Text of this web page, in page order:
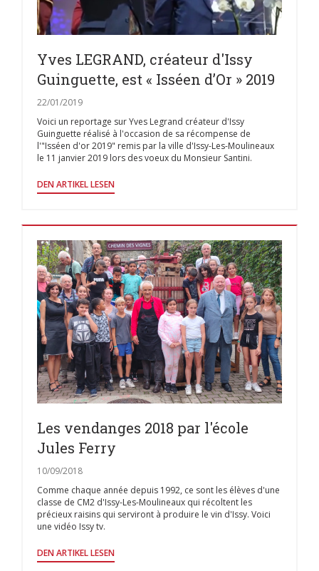
Yves LEGRAND, créateur d'Issy
Guinguette, est « Isséen d’Or » 2019
22/01/2019
Voici un reportage sur Yves Legrand créateur d'Issy
Guinguette réalisé à l'occasion de sa récompense de
l'"Isséen d'or 2019" remis par la ville d'Issy-Les-Moulineaux
le 11 janvier 2019 lors des voeux du Monsieur Santini.
DEN ARTIKEL LESEN((ÖFFNET EIN NEUES FENSTER))
Les vendanges 2018 par l'école
Jules Ferry
10/09/2018
Comme chaque année depuis 1992, ce sont les élèves d'une
classe de CM2 d'Issy-Les-Moulineaux qui récoltent les
précieux raisins qui serviront à produire le vin d'Issy. Voici
une vidéo Issy tv.
DEN ARTIKEL LESEN((ÖFFNET EIN NEUES FENSTER))